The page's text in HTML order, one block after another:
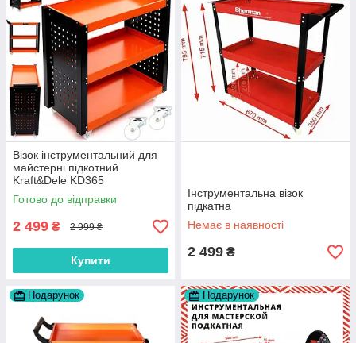
Візок інструментальний для
майстерні підкотний
Kraft&Dele KD365
Готово до відправки
2 499 ₴ 2 999 ₴
Купити
Інструментальна візок
підкатна
Немає в наявності
2 499 ₴
Подарунок Подарунок